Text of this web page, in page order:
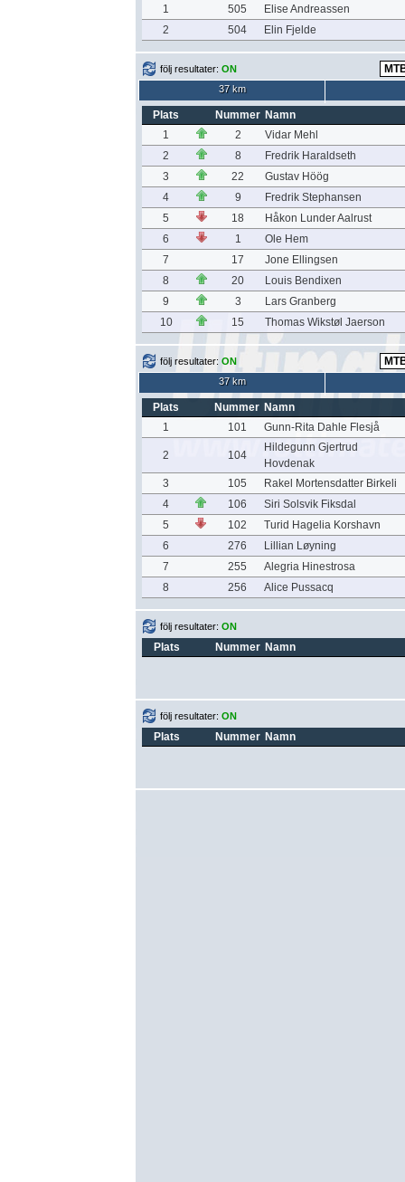
1 505
Elise Andreassen
2
504 Elin Fjelde
följ resultater: ON
37 km
Plats Nummer Namn
1
2
Vidar Mehl
2
8
Fredrik Haraldseth
3
22
Gustav Höög
4
9
Fredrik Stephansen
5
18
Håkon Lunder Aalrust
6
1
Ole Hem
7
17
Jone Ellingsen
8
20
Louis Bendixen
9
3
Lars Granberg
10
15 Thomas Wikstøl Jaerson
följ resultater: ON
37 km
Plats Nummer Namn
1
101 Gunn-Rita Dahle Flesjå
2 104
Hildegunn Gjertrud
Hovdenak
3
105
Rakel Mortensdatter Birkeli
4
106
Siri Solsvik Fiksdal
5
102
Turid Hagelia Korshavn
6
276
Lillian Løyning
7
255
Alegria Hinestrosa
8
256 Alice Pussacq
följ resultater: ON
Plats Nummer Namn
följ resultater: ON
Plats Nummer Namn